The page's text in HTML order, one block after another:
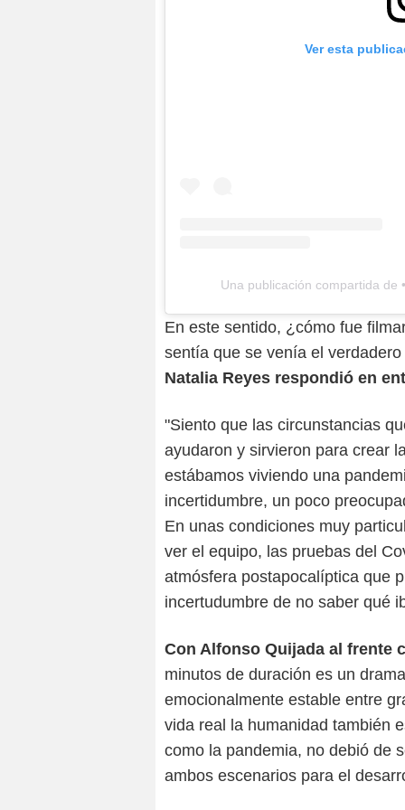
Ver esta
Una publicación compartida de
En este sentido, ¿cómo fue
sentía que se venía el
Natalia Reyes respondió en
"Siento que las circunstancias
ayudaron y sirvieron para crear
estábamos viviendo una
incertidumbre, un poco
En unas condiciones muy
ver el equipo, las pruebas del
atmósfera postapocalíptica que
incertudumbre de no saber qué
Con Alfonso Quijada al frente
minutos de duración es un
emocionalmente estable entre
vida real la humanidad también
como la pandemia, no debió de
ambos escenarios para el